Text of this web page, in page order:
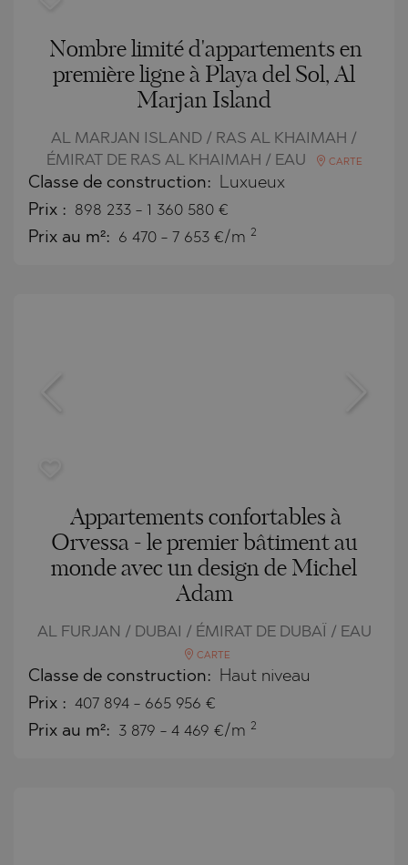
Nombre limité d'appartements en
première ligne à Playa del Sol, Al
Marjan Island
AL MARJAN ISLAND / RAS AL KHAIMAH /
ÉMIRAT DE RAS AL KHAIMAH / EAU
CARTE
Classe de construction: Luxueux
Prix : 898 233 - 1 360 580 €
Prix au m²: 6 470 - 7 653 €/m 2
Appartements confortables à
Orvessa - le premier bâtiment au
monde avec un design de Michel
Adam
AL FURJAN / DUBAI / ÉMIRAT DE DUBAÏ / EAU
CARTE
Classe de construction: Haut niveau
Prix : 407 894 - 665 956 €
Prix au m²: 3 879 - 4 469 €/m 2